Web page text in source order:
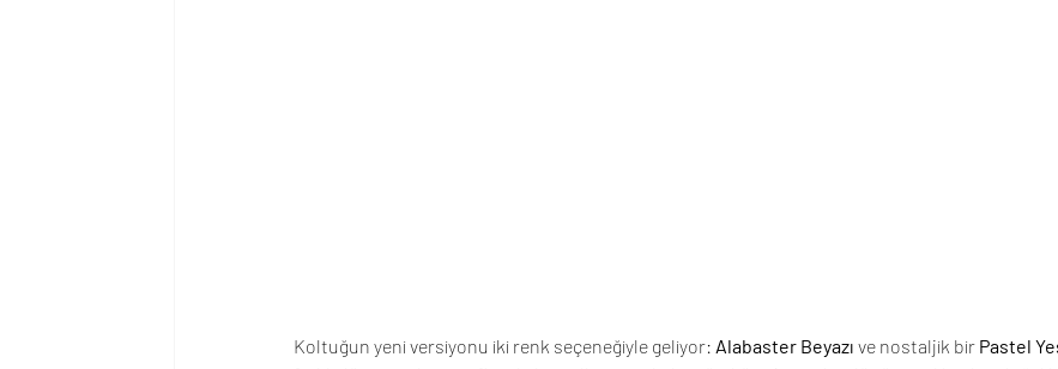
Koltuğun yeni versiyonu iki renk seçeneğiyle geliyor: Alabaster Beyazı ve nostaljik bir Pastel